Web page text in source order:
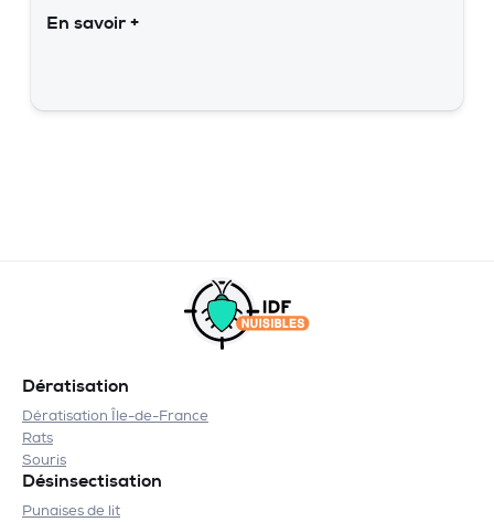
En savoir +
Dératisation
Dératisation Île-de-France
Rats
Souris
Désinsectisation
Punaises de lit